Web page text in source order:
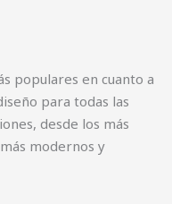
populares en cuanto a
para todas las
desde los más
modernos y